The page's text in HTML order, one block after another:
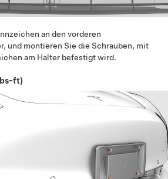
an den vorderen
und montieren Sie die Schrauben, mit
am Halter befestigt wird.
ft)